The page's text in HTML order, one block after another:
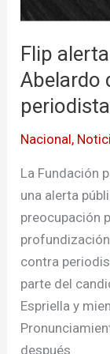
Flip
Abelardo
Nacional,
La Fundación
una alerta
preocupación
contra
parte del
Espriella y
después
la
contra
periodistas